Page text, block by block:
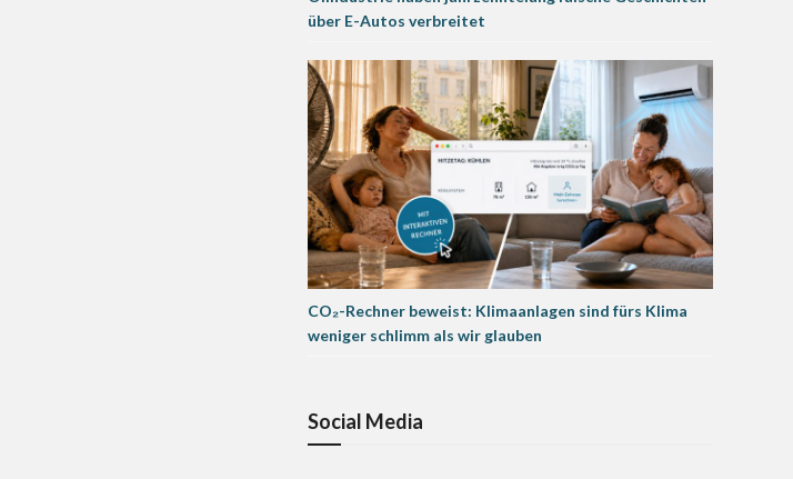
über E-Autos verbreitet
CO₂-Rechner beweist: Klimaanlagen sind fürs Klima
weniger schlimm als wir glauben
Social Media